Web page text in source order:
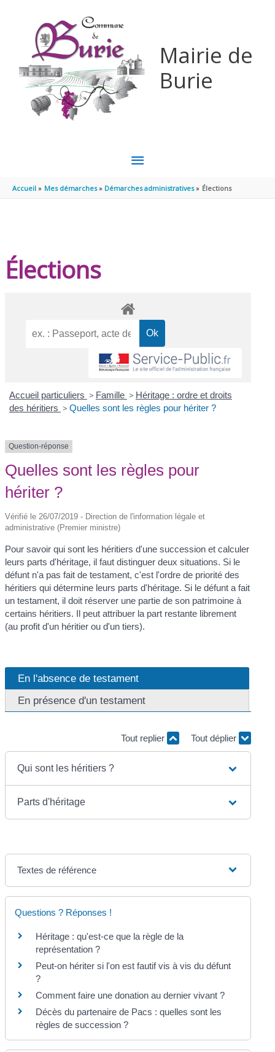
Mairie de
Burie
MENU
PRINCIPAL
Accueil Mes démarches Démarches administratives Élections
Élections
Accueil particuliers > Famille > Héritage : ordre et droits
des héritiers > Quelles sont les règles pour hériter ?
Question-réponse
Quelles sont les règles pour
hériter ?
Vérifié le 26/07/2019 - Direction de l'information légale et
administrative (Premier ministre)
Pour savoir qui sont les héritiers d'une succession et calculer
leurs parts d'héritage, il faut distinguer deux situations. Si le
défunt n'a pas fait de testament, c'est l'ordre de priorité des
héritiers qui détermine leurs parts d'héritage. Si le défunt a fait
un testament, il doit réserver une partie de son patrimoine à
certains héritiers. Il peut attribuer la part restante librement
(au profit d'un héritier ou d'un tiers).
En l'absence de testament
En présence d'un testament
Tout replier Tout déplier
Qui sont les héritiers ?
Parts d'héritage
Textes de référence
Questions ? Réponses !
Héritage : qu'est-ce que la règle de la
représentation ?
Peut-on hériter si l'on est fautif vis à vis du défunt
?
Comment faire une donation au dernier vivant ?
Décès du partenaire de Pacs : quelles sont les
règles de succession ?